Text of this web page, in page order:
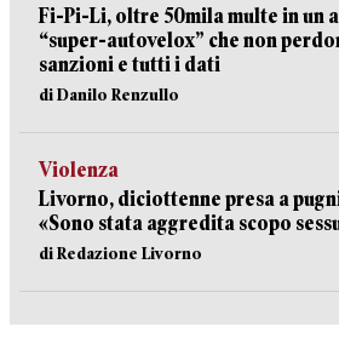
Fi-Pi-Li, oltre 50mila multe in un
“super-autovelox” che non
sanzioni e tutti i dati
di Danilo Renzullo
Violenza
Livorno, diciottenne presa a
«Sono stata aggredita scopo
di Redazione Livorno